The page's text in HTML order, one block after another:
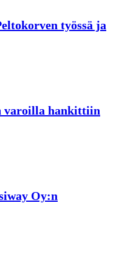
työssä ja
varoilla hankittiin
Oy:n